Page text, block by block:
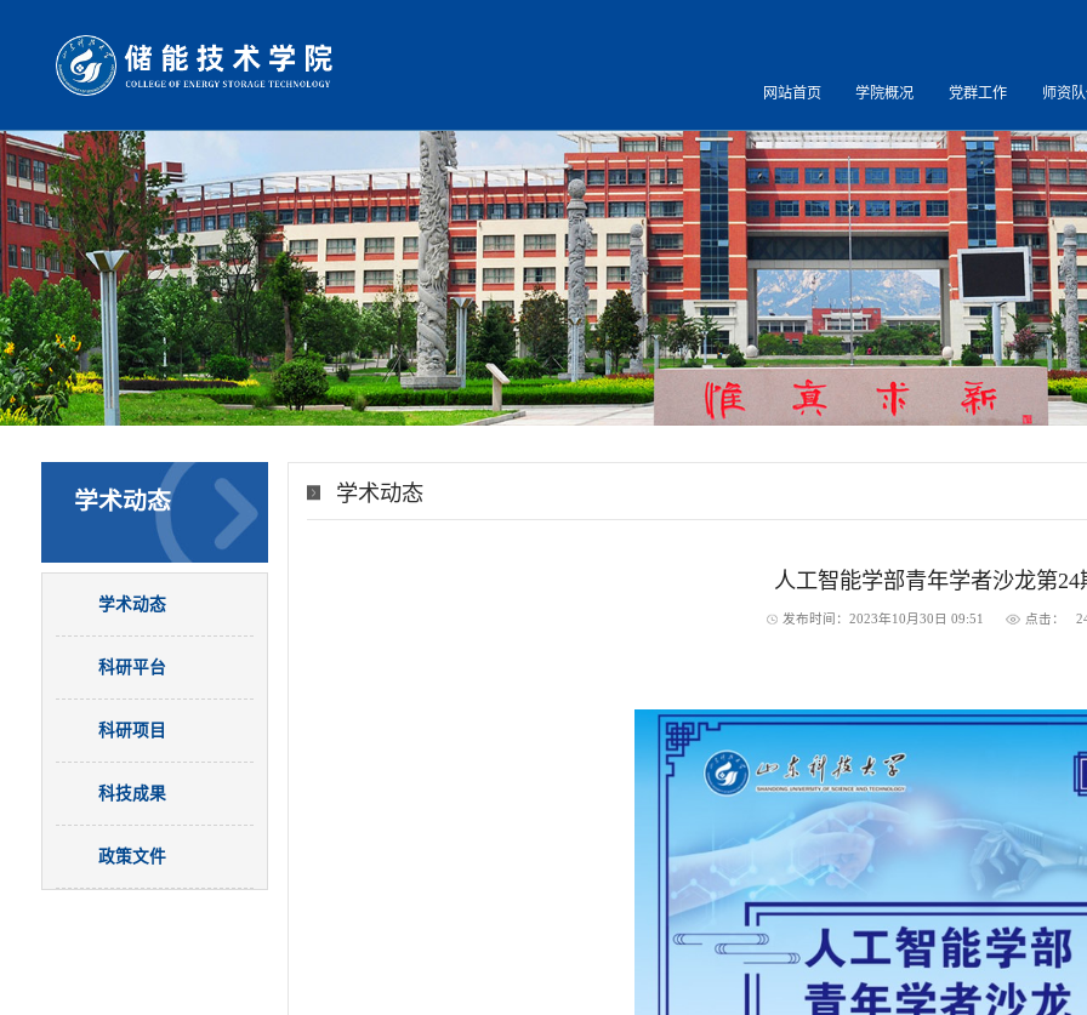
网站首页 学院概况 党群工作 师资
学术动态
学术动态
科研平台
科研项目
科技成果
政策文件
学术动态
人工智能学部青年学者沙龙第24
发布时间：2023年10月30日 09:51 点击：